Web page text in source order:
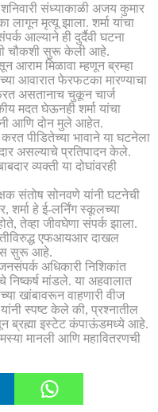
संध्याकाळी अजय कुमार
लागून मृत्यू झाला. शर्मा यांचा
आल्याने ही दुर्दैवी घटना
चौकशी सुरू केली आहे.
आराम मिळावा म्हणून ब्रम्हा
आवारात फेरफटका मारण्याचा
असतानाच चुकून चार्ज
मदत घेऊनही शर्मा यांचा
आणि दोन मुले आहेत.
पीडितेच्या भावाने या घटनेला
असल्याचे प्रतिपादन केले.
व्यक्ती या दोघांवरही
संतोष सोनवणे यांनी घटनेची
शर्मा हे ई-लर्निंग स्कूलच्या
तेव्हा जीवघेणा संपर्क झाला.
एफआयआर दाखल
सुरू आहे.
अधिकारी निशिकांत
निष्कर्ष मांडले. या अहवालात
खांबावरून वाहणारी वीज
स्पष्ट केले की, प्रश्नातील
ब्रह्मा इस्टेट कंपाऊंडमध्ये आहे.
मानली आणि महावितरणची